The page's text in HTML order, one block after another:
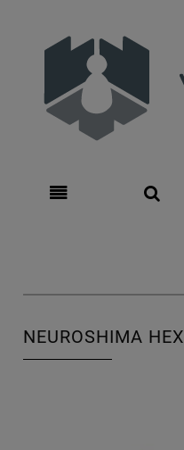
NEUROSHIMA HEX